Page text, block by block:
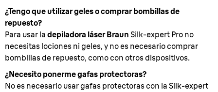
¿Tengo que utilizar geles o comprar bombillas de
repuesto?
Para usar la depiladora láser Braun Silk-expert Pro no
necesitas lociones ni geles, y no es necesario comprar
bombillas de repuesto, como con otros dispositivos.
¿Necesito ponerme gafas protectoras?
No es necesario usar gafas protectoras con la Silk-expert